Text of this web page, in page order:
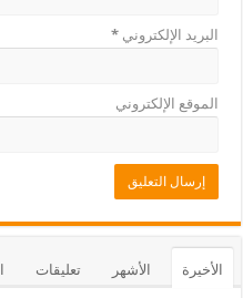
البريد الإلكتروني*
الموقع الإلكتروني
الأخيرة الأشهر تعليقات